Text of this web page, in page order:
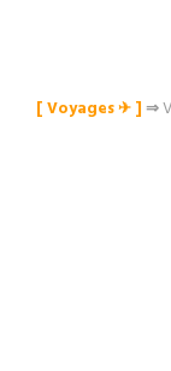
[ Voyages ✈︎ ]⇒